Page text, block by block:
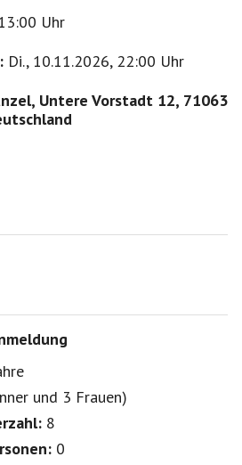
Uhr
Di., 10.11.2026, 22:00 Uhr
Untere Vorstadt 12, 71063
und 3 Frauen)
8
0